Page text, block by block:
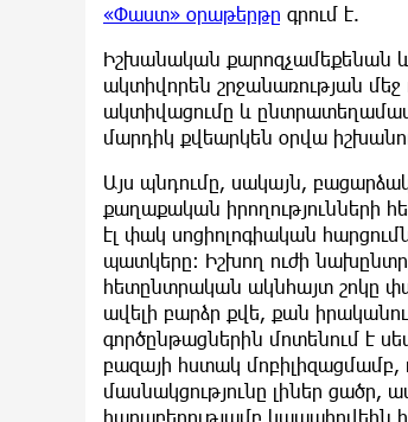
«Փաստ» օրաթերթը գրում է.
Իշխանական քարոզչամեքենան և
ակտիվորեն շրջանառության
ակտիվացումը և
մարդիկ քվեարկեն օրվա
Այս պնդումը, սակայն,
քաղաքական իրողությունների
էլ փակ սոցիոլոգիական
պատկերը։ Իշխող ուժի
հետընտրական ակնհայտ շոկը
ավելի բարձր քվե, քան
գործընթացներին մոտենում է
բազայի հստակ մոբիլիզացմամբ,
մասնակցությունը լիներ ցածր,
հարաբերությամբ կապահովեին